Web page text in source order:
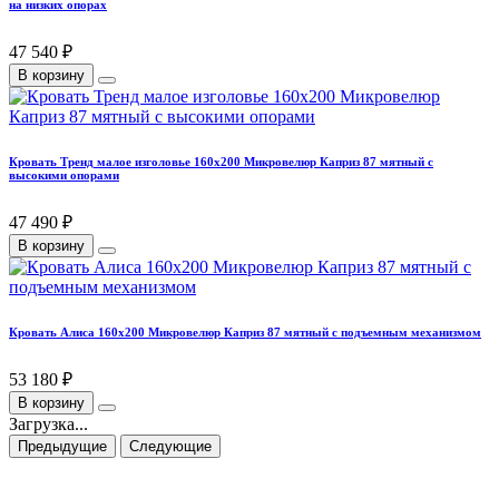
на низких опорах
47 540 ₽
В корзину
Кровать Тренд малое изголовье 160х200 Микровелюр Каприз 87 мятный с
высокими опорами
47 490 ₽
В корзину
Кровать Алиса 160х200 Микровелюр Каприз 87 мятный с подъемным механизмом
53 180 ₽
В корзину
Загрузка...
Предыдущие Следующие